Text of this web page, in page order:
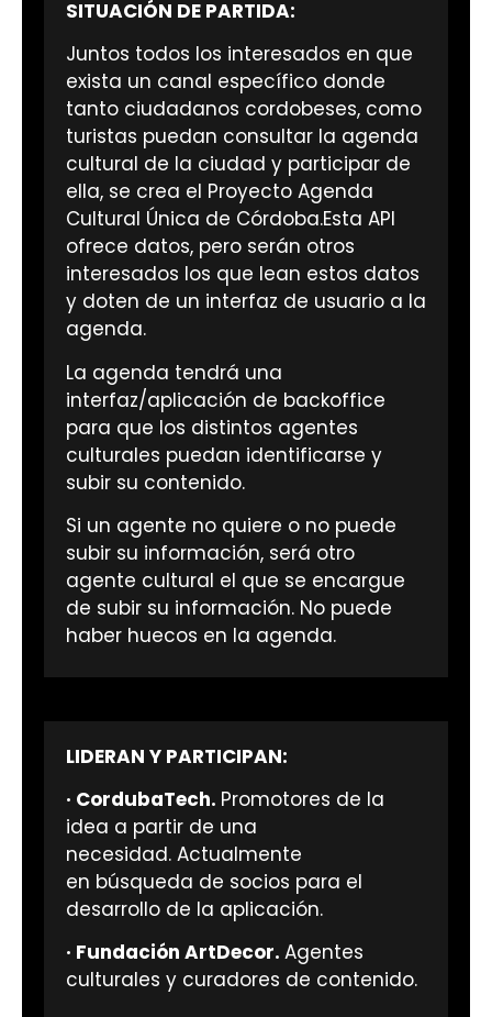
SITUACIÓN DE PARTIDA:
Juntos todos los interesados en que
exista un canal específico donde
tanto ciudadanos cordobeses, como
turistas puedan consultar la agenda
cultural de la ciudad y participar de
ella, se crea el Proyecto Agenda
Cultural Única de Córdoba.Esta API
ofrece datos, pero serán otros
interesados los que lean estos datos
y doten de un interfaz de usuario a la
agenda.
La agenda tendrá una
interfaz/aplicación de backoffice
para que los distintos agentes
culturales puedan identificarse y
subir su contenido.
Si un agente no quiere o no puede
subir su información, será otro
agente cultural el que se encargue
de subir su información. No puede
haber huecos en la agenda.
LIDERAN Y PARTICIPAN:
· CordubaTech. Promotores de la
idea a partir de una
necesidad. Actualmente
en búsqueda de socios para el
desarrollo de la aplicación.
· Fundación ArtDecor. Agentes
culturales y curadores de contenido.